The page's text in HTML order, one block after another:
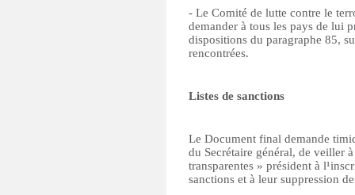
- Le Comité de lutte contre le
demander à tous les pays de lui
dispositions du paragraphe 85,
rencontrées.
Listes de sanctions
Le Document final demande
du Secrétaire général, de veiller
transparentes » président à
sanctions et à leur suppression